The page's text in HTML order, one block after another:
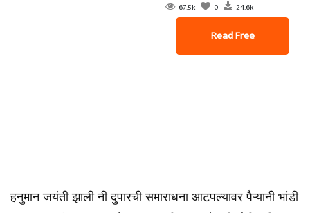
67.5k 0 24.6k
Read Free
हनुमान जयंती झाली नी दुपारची समाराधना आटपल्यावर पैऱ्यानी भांडी